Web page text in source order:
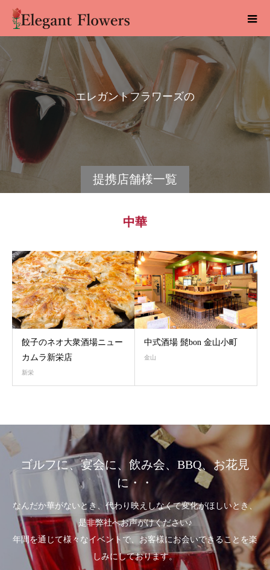
提携店舗様一覧
エレガントフラワーズの提携 店
中華
餃子のネオ大衆酒場ニュー
カムラ新栄店
新栄
中式酒場 髭bon 金山小町
金山
ゴルフに、宴会に、飲み会、BBQ、お花見
に・・
なんだか華がないとき、代わり映えしなくて変化がほしいとき、
是非弊社へお声がけください♪
年間を通じて様々なイベントで、お客様にお会いできることを楽
しみにしております。